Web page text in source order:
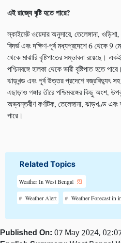
এই রাজ্যে বৃষ্টি হতে পারে?
স্কাইমেট ওয়েদার অনুসারে, তেলেঙ্গানা,
বিদর্ভ এবং দক্ষিণ-পূর্ব মধ্যপ্রদেশে 6 থেকে 9
থেকে মাঝারি বৃষ্টিপাতের সম্ভাবনা রয়েছে।
পশ্চিমবঙ্গে হালকা থেকে ভারী বৃষ্টিপাত হতে
ঝাড়খন্ড এবং পূর্ব উত্তর প্রদেশে বজ্রবিদ্যুৎ সহ
এছাড়াও গঙ্গার তীরে পশ্চিমবঙ্গের কিছু অংশ,
অভ্যন্তরীণ কর্ণাটক, তেলেঙ্গানা, ঝাড়খণ্ড এবং
পারে।
Related Topics
Weather In West Bengal
Weather Alert Weather Forecast in
Published On: 07 May 2024,